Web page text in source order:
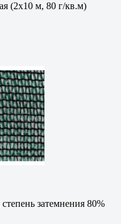
(2x10 м, 80 г/кв.м)
затемнения 80%